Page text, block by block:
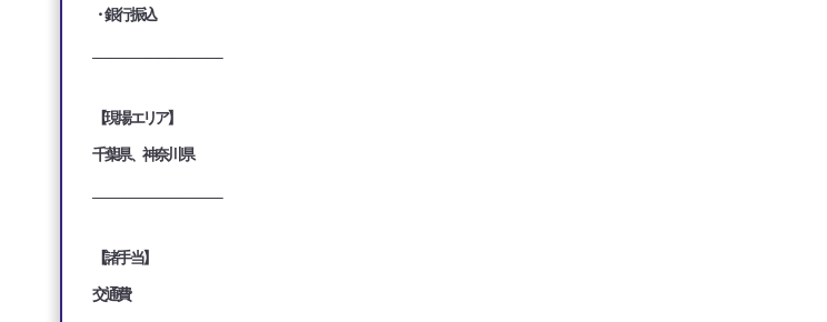
・銀行振込
【現場エリア】
千葉県、神奈川県
【諸手当】
交通費